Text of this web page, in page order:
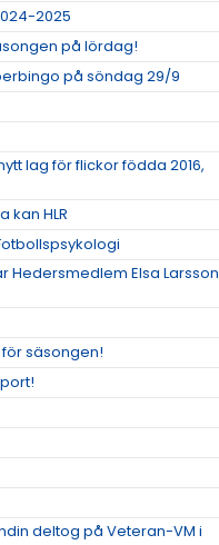
2025
på lördag!
på söndag 29/9
lag för flickor födda 2016,
kan HLR
Hedersmedlem Elsa Larsson
säsongen!
deltog på Veteran-VM i